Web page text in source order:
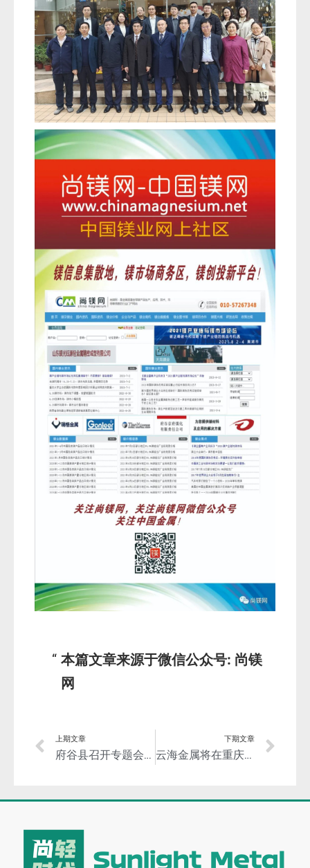
本篇文章来源于微信公众号: 尚镁
网
上期文章
府谷县召开专题会议研究部署中央环保督察组通报典型案例问题整改工作
下期文章
云海金属将在重庆万盛经开区建设高性能轻量镁铝合金生产基地暨镁铝合金创新研发中心